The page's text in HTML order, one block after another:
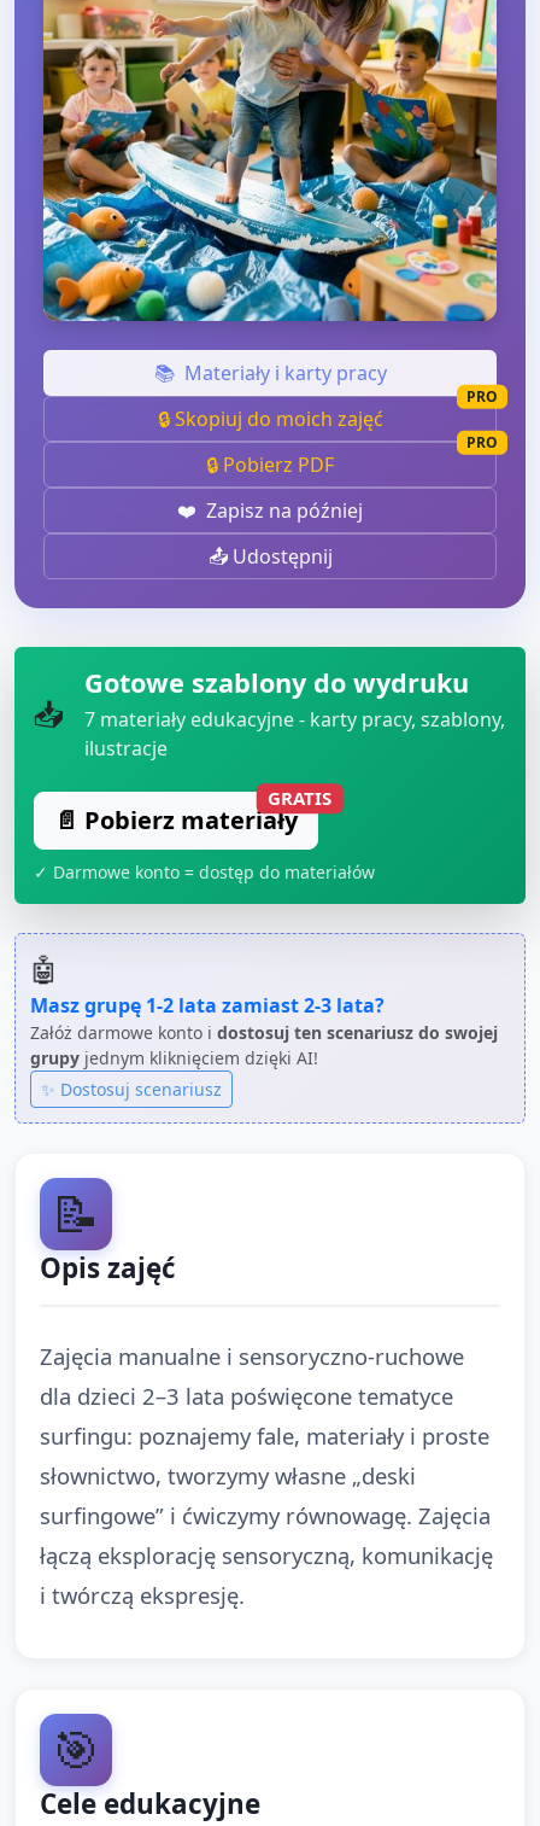
📚 Materiały i karty pracy
🔒 Skopiuj do moich zajęć
PRO
🔒 Pobierz PDF
PRO
❤️ Zapisz na później
📤 Udostępnij
📥
Gotowe szablony do wydruku
7 materiały edukacyjne - karty pracy, szablony,
ilustracje
📄 Pobierz materiały
GRATIS
✓ Darmowe konto = dostęp do materiałów
🤖
Masz grupę 1-2 lata zamiast2-3 lata?
Załóż darmowe konto i dostosuj ten scenariusz do swojej
grupy jednym kliknięciem dzięki AI!
✨ Dostosuj scenariusz
📝
Opis zajęć
Zajęcia manualne i sensoryczno-ruchowe
dla dzieci 2–3 lata poświęcone tematyce
surfingu: poznajemy fale, materiały i proste
słownictwo, tworzymy własne „deski
surfingowe” i ćwiczymy równowagę. Zajęcia
łączą eksplorację sensoryczną, komunikację
i twórczą ekspresję.
🎯
Cele edukacyjne